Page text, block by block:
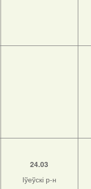
24.03
Іўеўскі р-н